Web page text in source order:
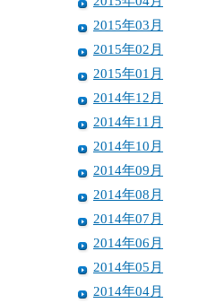
2015年03月
2015年02月
2015年01月
2014年12月
2014年11月
2014年10月
2014年09月
2014年08月
2014年07月
2014年06月
2014年05月
2014年04月